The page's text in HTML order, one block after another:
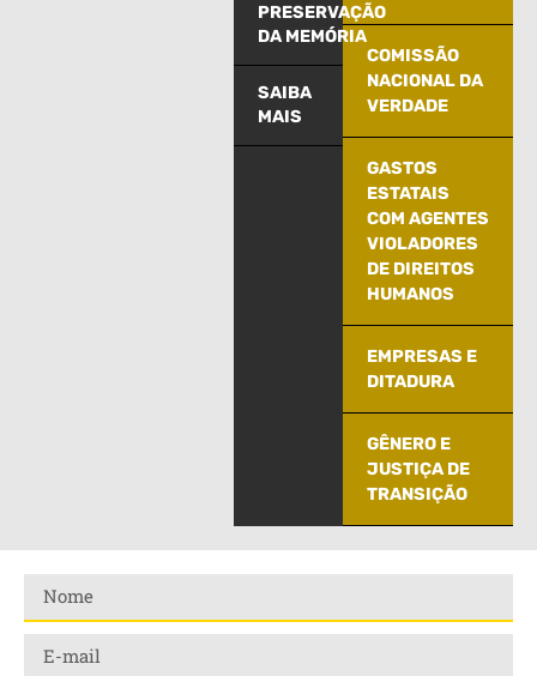
PRESERVAÇÃO
DA MEMÓRIA
SAIBA
MAIS
COMISSÃO
NACIONAL DA
VERDADE
GASTOS
ESTATAIS
COM AGENTES
VIOLADORES
DE DIREITOS
HUMANOS
EMPRESAS E
DITADURA
GÊNERO E
JUSTIÇA DE
TRANSIÇÃO